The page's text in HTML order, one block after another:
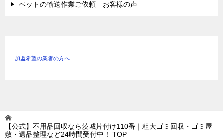
ペットの輸送作業ご依頼 お客様の声
加盟希望の業者の方へ
【公式】不用品回収なら茨城片付け110番｜粗大ゴミ回収・ゴミ屋
敷・遺品整理など24時間受付中！
TOP